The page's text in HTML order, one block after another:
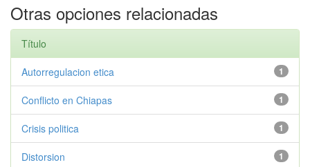
Otras opciones relacionadas
Título
1
Autorregulacion etica
1
Conflicto en Chiapas
1
Crisis politica
1
Distorsion